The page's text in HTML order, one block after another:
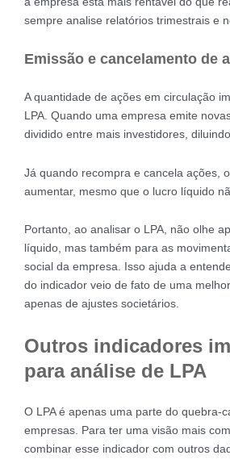
sempre analise relatórios trimestrais e
Emissão e cancelamento de
A quantidade de ações em circulação
LPA. Quando uma empresa emite
dividido entre mais investidores, diluindo
Já quando recompra e cancela ações,
aumentar, mesmo que o lucro líquido
Portanto, ao analisar o LPA, não olhe
líquido, mas também para as
social da empresa. Isso ajuda a
do indicador veio de fato de uma
apenas de ajustes societários.
Outros indicadores
para análise de LPA
O LPA é apenas uma parte do quebra-
empresas. Para ter uma visão mais
combinar esse indicador com outros